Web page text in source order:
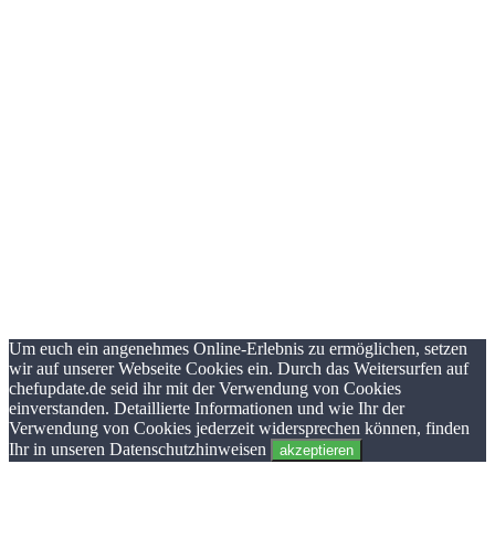
Um euch ein angenehmes Online-Erlebnis zu ermöglichen, setzen
wir auf unserer Webseite Cookies ein. Durch das Weitersurfen auf
chefupdate.de seid ihr mit der Verwendung von Cookies
einverstanden. Detaillierte Informationen und wie Ihr der
Verwendung von Cookies jederzeit widersprechen können, finden
Ihr in unseren Datenschutzhinweisen
akzeptieren